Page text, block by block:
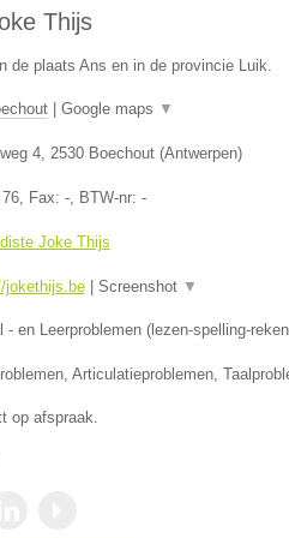
Thijs
de plaats Ans en in de provincie Luik.
| Google maps ▼
4, 2530 Boechout(Antwerpen)
, Fax: -, BTW-nr: -
Joke Thijs
jokethijs.be| Screenshot ▼
- en Leerproblemen (lezen-spelling-
Articulatieproblemen,
op afspraak.